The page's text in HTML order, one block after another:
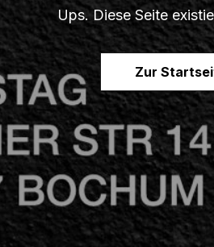
Ups. Diese Seite
Zur